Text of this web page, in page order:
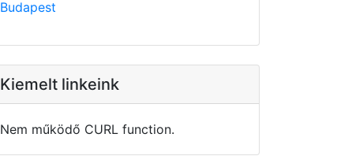
Budapest
Kiemelt linkeink
Nem működő CURL function.